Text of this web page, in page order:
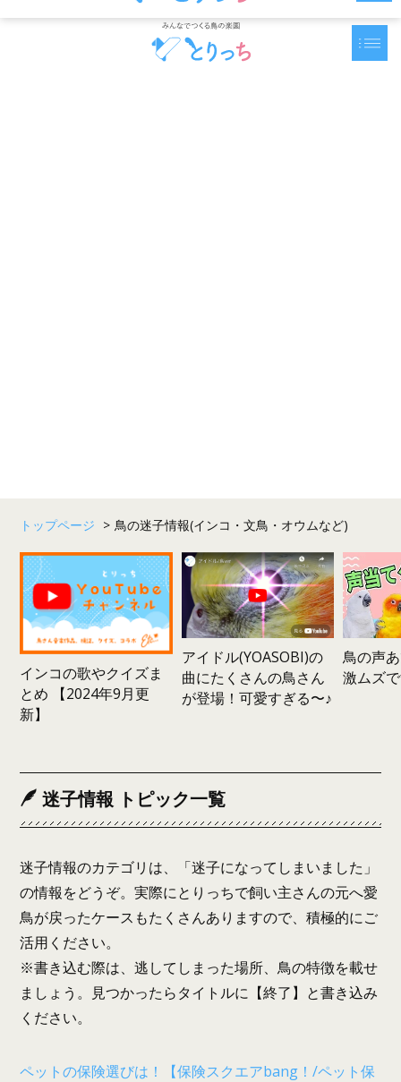
トップページ > 鳥の迷子情報(インコ・文鳥・オウムなど)
インコの歌やクイズま
とめ 【2024年9月更
新】
アイドル(YOASOBI)の
曲にたくさんの鳥さん
が登場！可愛すぎる〜♪
鳥の声
激ムズ
迷子情報 トピック一覧
迷子情報のカテゴリは、「迷子になってしまいました」
の情報をどうぞ。実際にとりっちで飼い主さんの元へ愛
鳥が戻ったケースもたくさんありますので、積極的にご
活用ください。
※書き込む際は、逃してしまった場所、鳥の特徴を載せ
ましょう。見つかったらタイトルに【終了】と書き込み
ください。
ペットの保険選びは！【保険スクエアbang！/ペット保